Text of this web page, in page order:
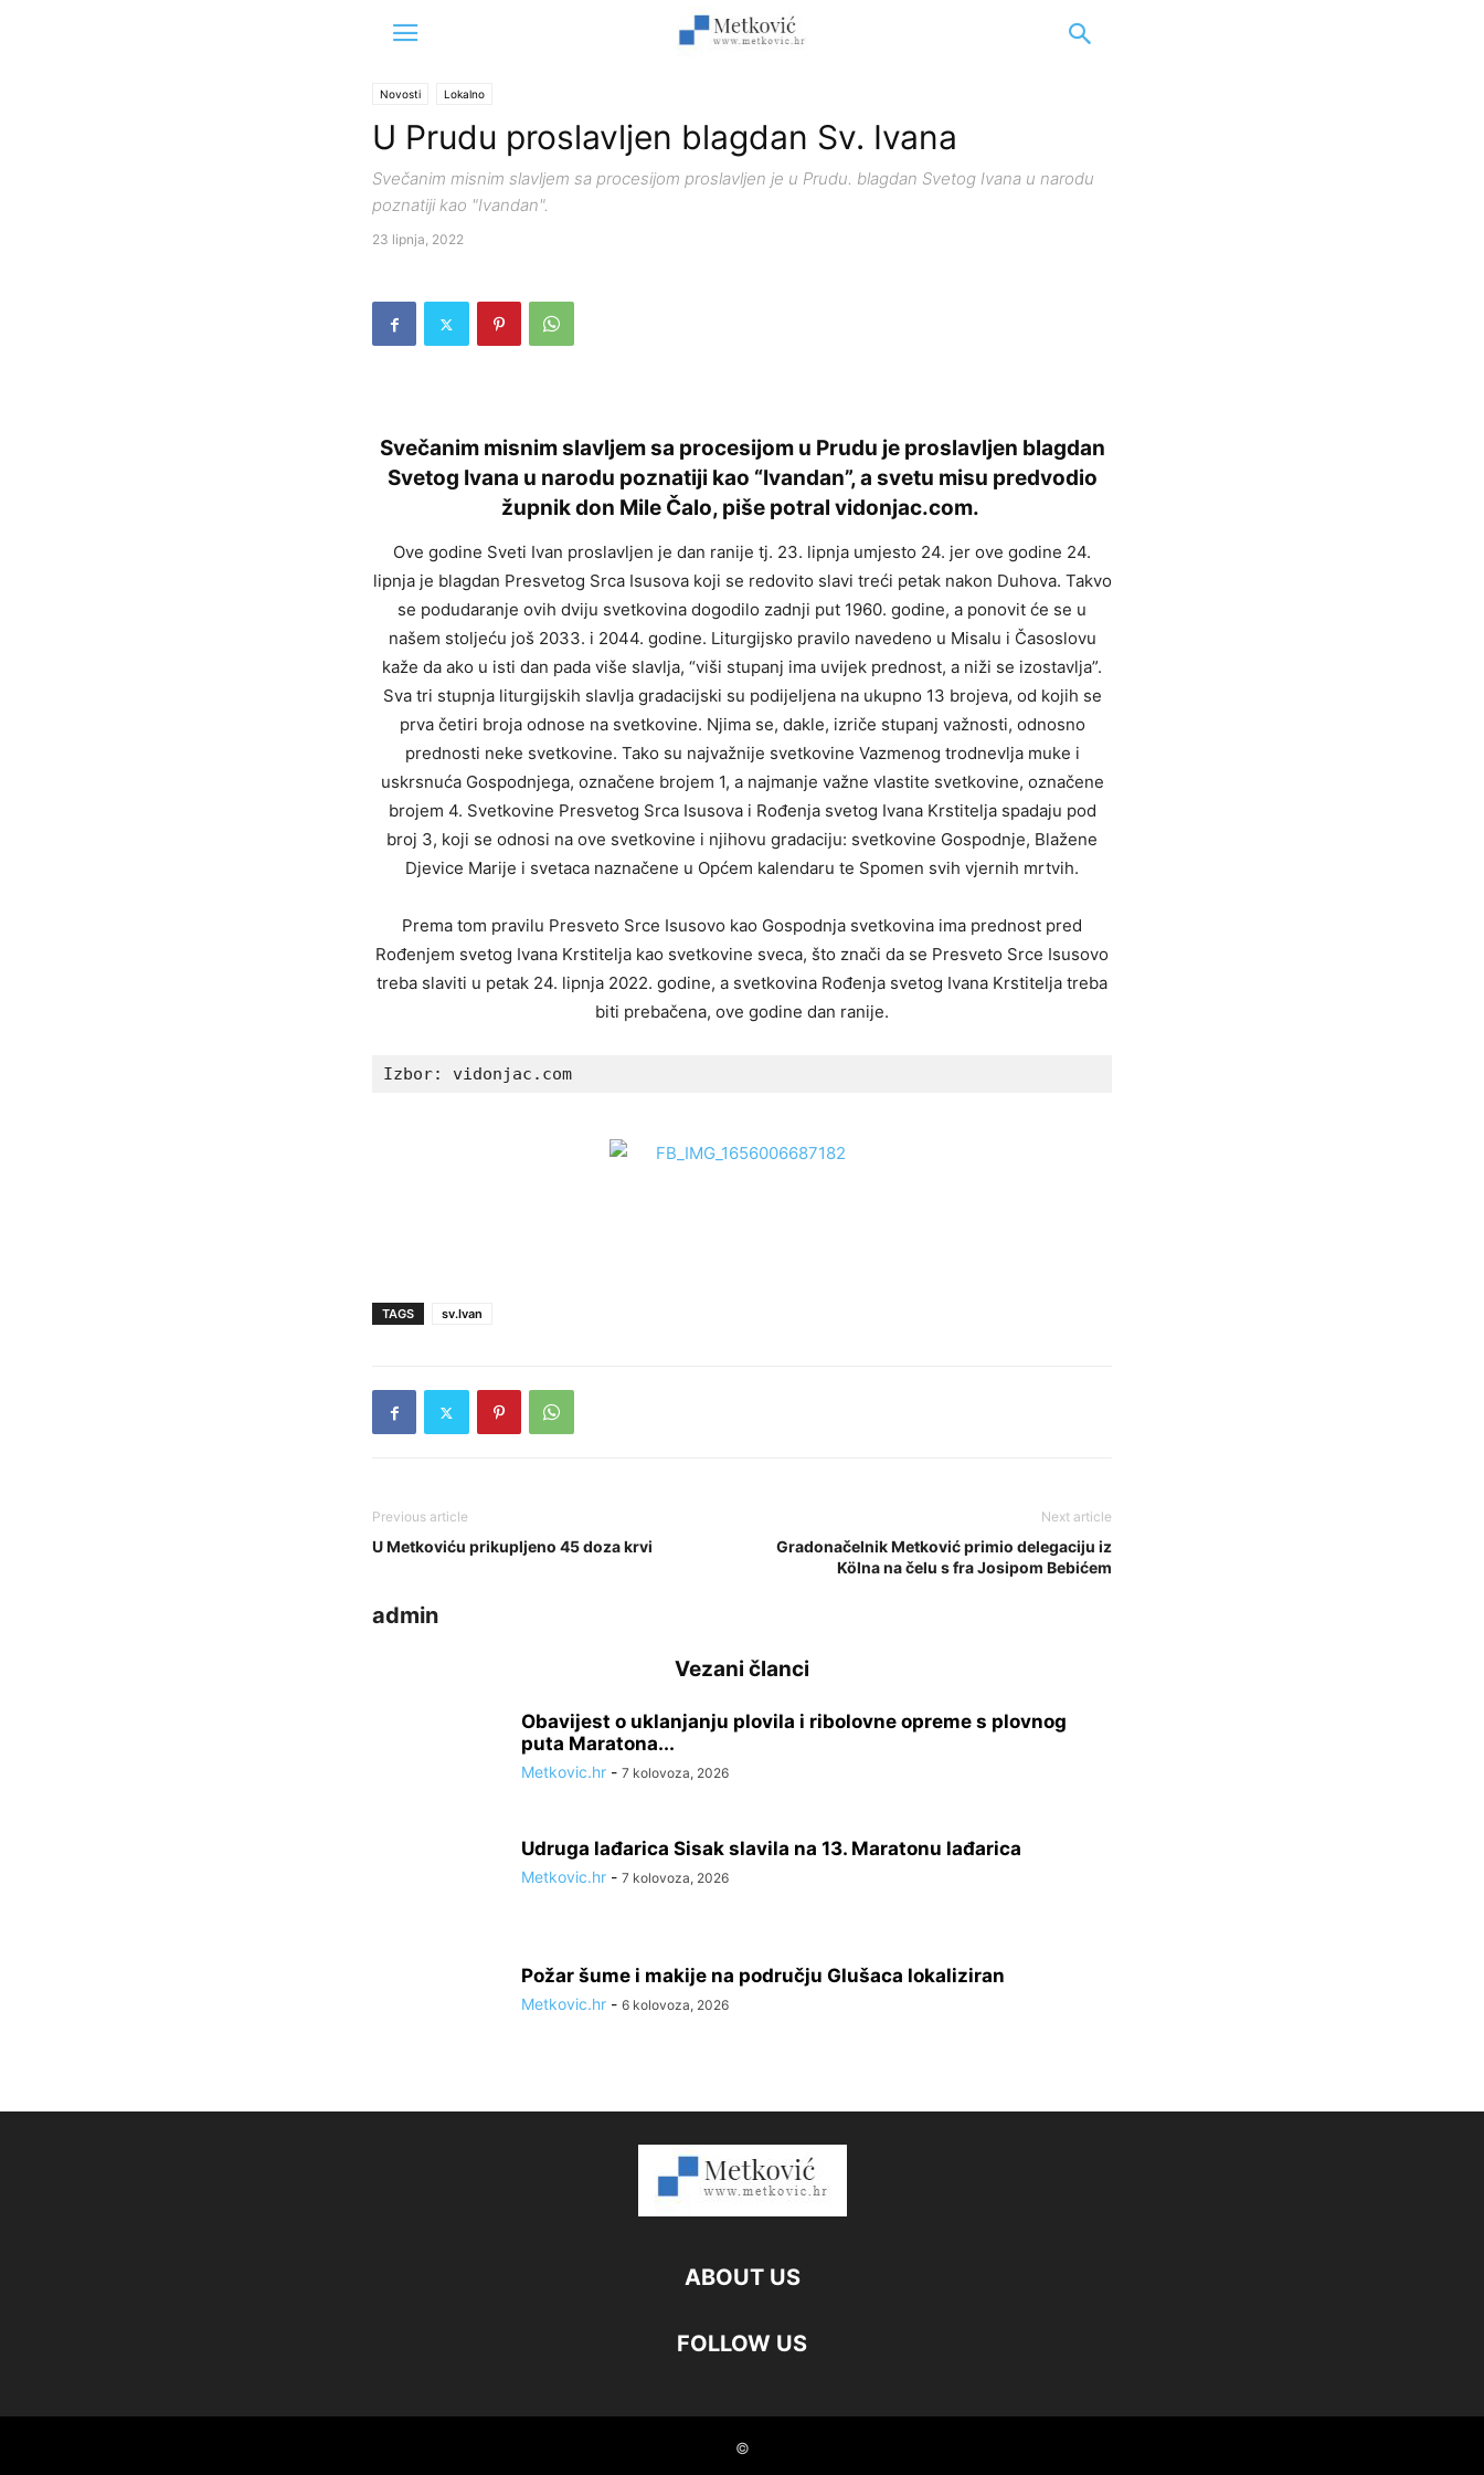
Novosti Lokalno
U Prudu proslavljen blagdan Sv. Ivana
Svečanim misnim slavljem sa procesijom proslavljen je u Prudu. blagdan Svetog Ivana u narodu
poznatiji kao "Ivandan".
23 lipnja, 2022
Svečanim misnim slavljem sa procesijom u Prudu je proslavljen blagdan
Svetog Ivana u narodu poznatiji kao “Ivandan”, a svetu misu predvodio
župnik don Mile Čalo, piše potral vidonjac.com.
Ove godine Sveti Ivan proslavljen je dan ranije tj. 23. lipnja umjesto 24. jer ove godine 24.
lipnja je blagdan Presvetog Srca Isusova koji se redovito slavi treći petak nakon Duhova. Takvo
se podudaranje ovih dviju svetkovina dogodilo zadnji put 1960. godine, a ponovit će se u
našem stoljeću još 2033. i 2044. godine. Liturgijsko pravilo navedeno u Misalu i Časoslovu
kaže da ako u isti dan pada više slavlja, “viši stupanj ima uvijek prednost, a niži se izostavlja”.
Sva tri stupnja liturgijskih slavlja gradacijski su podijeljena na ukupno 13 brojeva, od kojih se
prva četiri broja odnose na svetkovine. Njima se, dakle, izriče stupanj važnosti, odnosno
prednosti neke svetkovine. Tako su najvažnije svetkovine Vazmenog trodnevlja muke i
uskrsnuća Gospodnjega, označene brojem 1, a najmanje važne vlastite svetkovine, označene
brojem 4. Svetkovine Presvetog Srca Isusova i Rođenja svetog Ivana Krstitelja spadaju pod
broj 3, koji se odnosi na ove svetkovine i njihovu gradaciju: svetkovine Gospodnje, Blažene
Djevice Marije i svetaca naznačene u Općem kalendaru te Spomen svih vjernih mrtvih.
Prema tom pravilu Presveto Srce Isusovo kao Gospodnja svetkovina ima prednost pred
Rođenjem svetog Ivana Krstitelja kao svetkovine sveca, što znači da se Presveto Srce Isusovo
treba slaviti u petak 24. lipnja 2022. godine, a svetkovina Rođenja svetog Ivana Krstitelja treba
biti prebačena, ove godine dan ranije.
Izbor: vidonjac.com
TAGS sv.Ivan
Previous article
U Metkoviću prikupljeno 45 doza krvi
Next article
Gradonačelnik Metković primio delegaciju iz
Kölna na čelu s fra Josipom Bebićem
admin
Vezani članci
Obavijest o uklanjanju plovila i ribolovne opreme s plovnog
puta Maratona...
Metkovic.hr - 7 kolovoza, 2026
Udruga lađarica Sisak slavila na 13. Maratonu lađarica
Metkovic.hr - 7 kolovoza, 2026
Požar šume i makije na području Glušaca lokaliziran
Metkovic.hr - 6 kolovoza, 2026
ABOUT US
FOLLOW US
©